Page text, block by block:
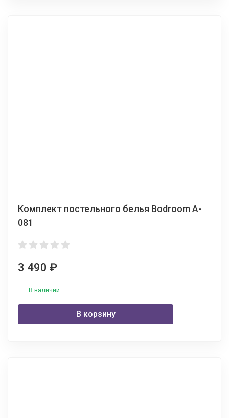
Комплект постельного белья Bodroom A-
081
3 490 ₽
В наличии
В корзину